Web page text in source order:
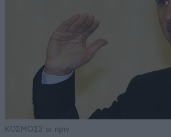
ΚΟΣΜΟΣ2 ω. πριν